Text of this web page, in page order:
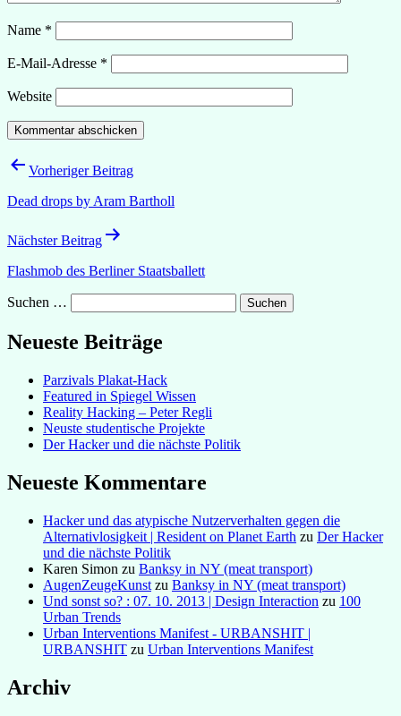
Name *
E-Mail-Adresse *
Website
Beitragsnavigation
Vorheriger Beitrag
Dead drops by Aram Bartholl
Nächster Beitrag
Flashmob des Berliner Staatsballett
Suchen …
Neueste Beiträge
Parzivals Plakat-Hack
Featured in Spiegel Wissen
Reality Hacking – Peter Regli
Neuste studentische Projekte
Der Hacker und die nächste Politik
Neueste Kommentare
Hacker und das atypische Nutzerverhalten gegen die
Alternativlosigkeit | Resident on Planet Earth zu Der Hacker
und die nächste Politik
Karen Simon zu Banksy in NY (meat transport)
AugenZeugeKunst zu Banksy in NY (meat transport)
Und sonst so? : 07. 10. 2013 | Design Interaction zu 100
Urban Trends
Urban Interventions Manifest - URBANSHIT |
URBANSHIT zu Urban Interventions Manifest
Archiv